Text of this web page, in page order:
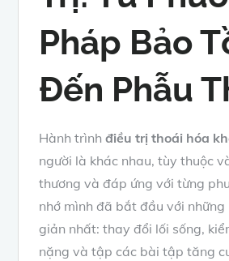
Pháp Bảo
Đến Phẫu
Hành trìnhđiều trị thoái hóa
người là khác nhau, tùy thuộc
thương và đáp ứng với từng
nhớ mình đã bắt đầu với
giản nhất: thay đổi lối sống,
nặng và tập các bài tập tăng